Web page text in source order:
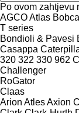
Po ovom zahtjevu
AGCOAtlas
T series
Bondioli & Pavesi
Casappa
320 322 330 962
Challenger
RoGator
Claas
Arion AtlesAxion